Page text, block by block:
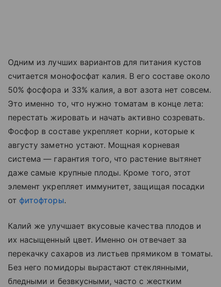
Одним из лучших вариантов для питания кустов
считается монофосфат калия. В его составе около
50% фосфора и 33% калия, а вот азота нет совсем.
Это именно то, что нужно томатам в конце лета:
перестать жировать и начать активно созревать.
Фосфор в составе укрепляет корни, которые к
августу заметно устают. Мощная корневая
система — гарантия того, что растение вытянет
даже самые крупные плоды. Кроме того, этот
элемент укрепляет иммунитет, защищая посадки
от фитофторы.
Калий же улучшает вкусовые качества плодов и
их насыщенный цвет. Именно он отвечает за
перекачку сахаров из листьев прямиком в томаты.
Без него помидоры вырастают стеклянными,
бледными и безвкусными, часто с жестким